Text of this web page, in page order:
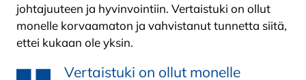
johtajuuteen ja hyvinvointiin. Vertaistuki on ollut
monelle korvaamaton ja vahvistanut tunnetta siitä,
ettei kukaan ole yksin.
Vertaistuki on ollut monelle